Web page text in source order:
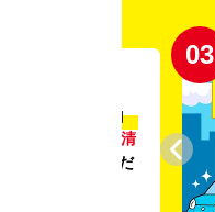
安全・清潔」
車内外の清
感を感じていただ
03